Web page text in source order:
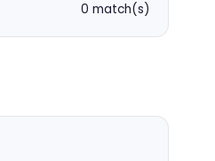
0 match(s)